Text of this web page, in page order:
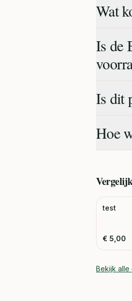
Wat
Is de
Is dit
Hoe
test
€ 5,00
Bekijk alle